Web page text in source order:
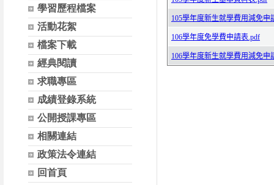
學習歷程檔案
活動花絮
檔案下載
經典閱讀
求職專區
成績登錄系統
公開授課專區
相關連結
政策法令連結
回首頁